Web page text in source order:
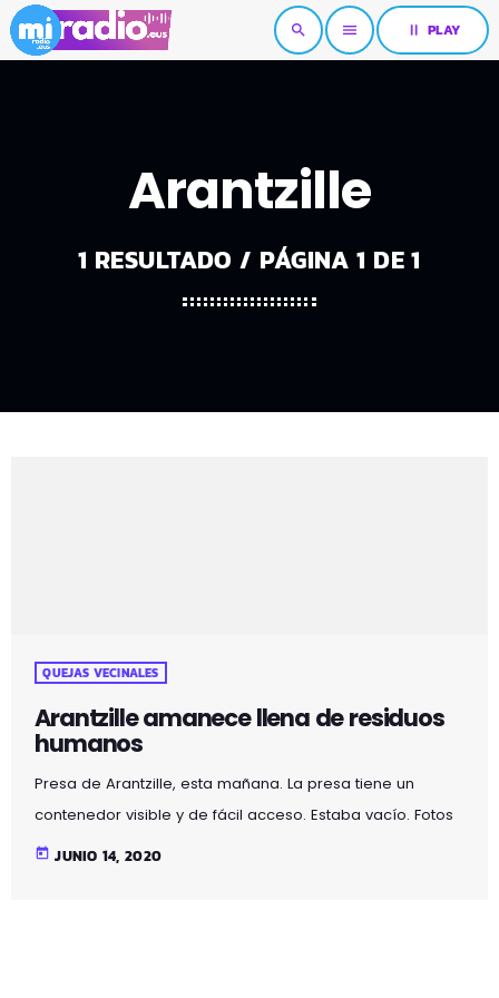
search menu pause PLAY
Arantzille
1 RESULTADO / PÁGINA 1 DE 1
QUEJAS VECINALES
Arantzille amanece llena de residuos
humanos
Presa de Arantzille, esta mañana. La presa tiene un
contenedor visible y de fácil acceso. Estaba vacío. Fotos
de Fernando Fernandez Palomo
today JUNIO 14, 2020